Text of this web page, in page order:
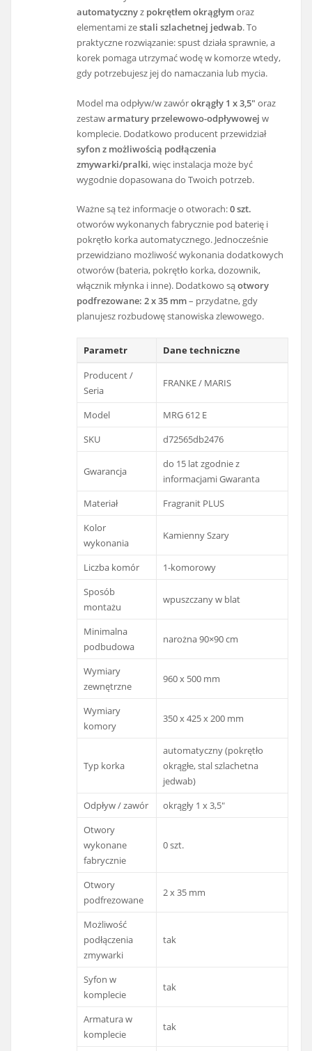
automatycznyz pokrętłem okrągłymoraz
elementami zestali szlachetnej jedwab. To
praktyczne rozwiązanie: spust działa sprawnie, a
korek pomaga utrzymać wodę w komorze wtedy,
gdy potrzebujesz jej do namaczania lub mycia.
Model ma odpływ/w zawórokrągły 1 x 3,5″ oraz
zestawarmatury przelewowo-odpływowej w
komplecie. Dodatkowo producent przewidział
syfon z możliwością podłączenia
zmywarki/pralki, więc instalacja może być
wygodnie dopasowana do Twoich potrzeb.
Ważne są też informacje o otworach:0 szt.
otworów wykonanych fabrycznie pod baterię i
pokrętło korka automatycznego. Jednocześnie
przewidziano możliwość wykonania dodatkowych
otworów (bateria, pokrętło korka, dozownik,
włącznik młynka i inne). Dodatkowo sąotwory
podfrezowane: 2 x 35 mm– przydatne, gdy
planujesz rozbudowę stanowiska zlewowego.
Parametr
Dane techniczne
Producent /
Seria
FRANKE / MARIS
Model
MRG 612 E
SKU
d72565db2476
Gwarancja
do 15 lat zgodnie z
informacjami Gwaranta
Materiał
Fragranit PLUS
Kolor
wykonania
Kamienny Szary
Liczba komór
1-komorowy
Sposób
montażu
wpuszczany w blat
Minimalna
podbudowa
narożna 90×90 cm
Wymiary
zewnętrzne
960 x 500 mm
Wymiary
komory
350 x 425 x 200 mm
Typ korka
automatyczny (pokrętło
okrągłe, stal szlachetna
jedwab)
Odpływ / zawór
okrągły 1 x 3,5″
Otwory
wykonane
fabrycznie
0 szt.
Otwory
podfrezowane
2 x 35 mm
Możliwość
podłączenia
zmywarki
tak
Syfon w
komplecie
tak
Armatura w
komplecie
tak